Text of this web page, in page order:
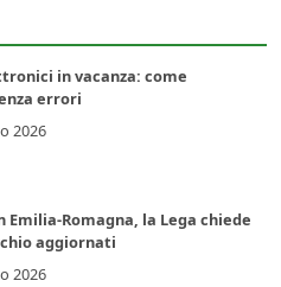
in vacanza: come
errori
2026
Emilia-Romagna, la Lega chiede
aggiornati
2026